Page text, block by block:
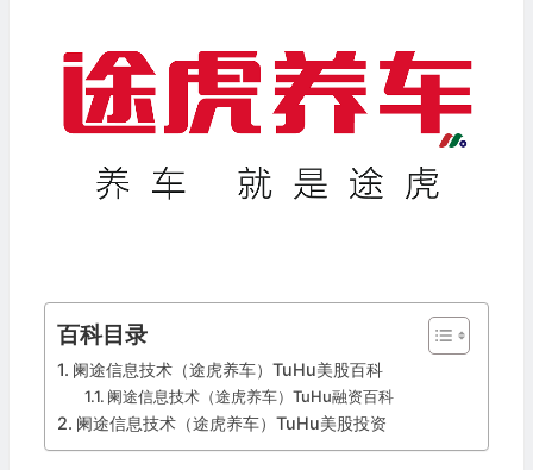
百科目录
阑途信息技术（途虎养车）TuHu美股百科
阑途信息技术（途虎养车）TuHu融资百科
阑途信息技术（途虎养车）TuHu美股投资